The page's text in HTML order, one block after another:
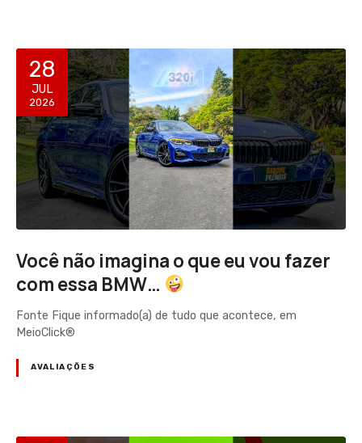
28
JUL
2026
Você não imagina o que eu vou fazer
com essa BMW…
Fonte Fique informado(a) de tudo que acontece, em
MeioClick®
AVALIAÇÕES